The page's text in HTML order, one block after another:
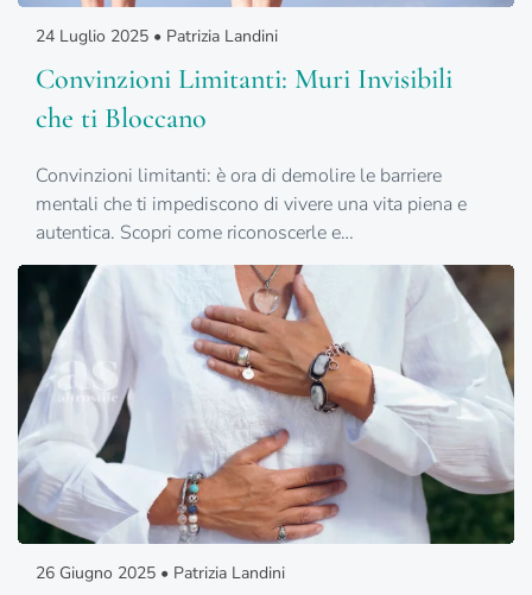
24 Luglio 2025 • Patrizia Landini
Convinzioni Limitanti: Muri Invisibili
che ti Bloccano
Convinzioni limitanti: è ora di demolire le barriere
mentali che ti impediscono di vivere una vita piena e
autentica. Scopri come riconoscerle e…
26 Giugno 2025 • Patrizia Landini